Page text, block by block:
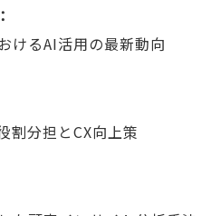
けるAI活用の最新動向
割分担とCX向上策